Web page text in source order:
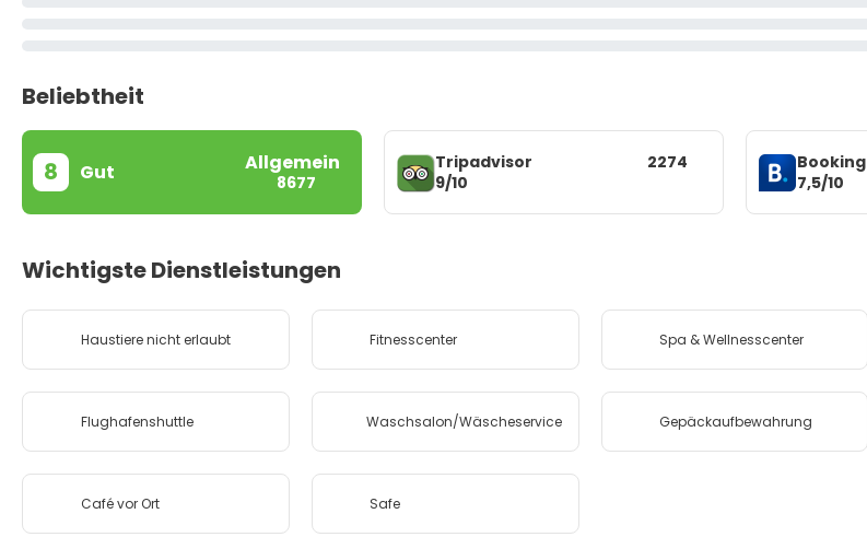
Beliebtheit
8 Gut Allgemein
8677
Tripadvisor
9/10
2274
Booking
7,5/10
Wichtigste Dienstleistungen
Haustiere nicht erlaubt Fitnesscenter Spa & Wellnesscenter
Flughafenshuttle Waschsalon/Wäscheservice Gepäckaufbewahrung
Café vor Ort Safe